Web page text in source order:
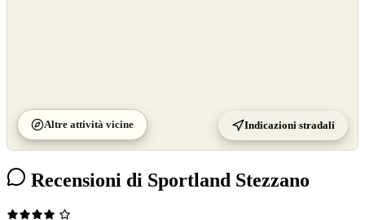
Altre attività vicine Indicazioni stradali
Recensioni di Sportland Stezzano